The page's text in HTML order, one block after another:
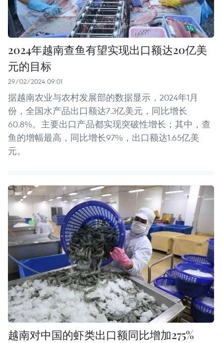
2024年越南查鱼有望实现出口额达20亿美
元的目标
29/02/2024 09:01
据越南农业与农村发展部的数据显示，2024年1月
份，全国水产品出口额达7.3亿美元，同比增长
60.8%。主要出口产品都实现突破性增长；其中，查
鱼的增幅最高，同比增长97%，出口额达1.65亿美
元。
越南对中国的虾类出口额同比增加275%